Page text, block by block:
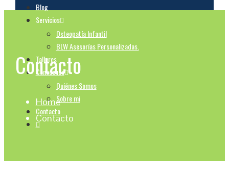
Blog
Servicios
Osteopatía Infantil
BLW Asesorías Personalizadas.
Talleres
Conocenos
Quiénes Somos
Sobre mi
Contacto
Contacto
Home
Contacto